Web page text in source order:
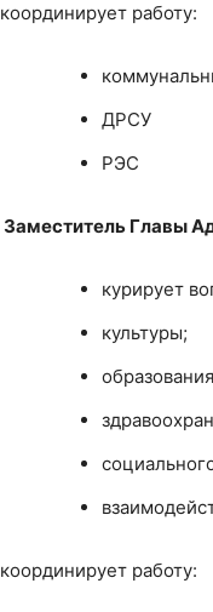
координирует работу:
ДРСУ
РЭС
Заместитель Главы
курирует
культуры;
координирует работу: